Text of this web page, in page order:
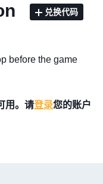
兑换代码
before the game
用。请登录您的账户